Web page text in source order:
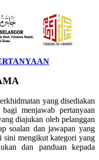
yang disediakan
menjawab pertanyaan
diajukan oleh pelanggan
soalan dan jawapan yang
sini mengikut kategori yang
dan panduan kepada